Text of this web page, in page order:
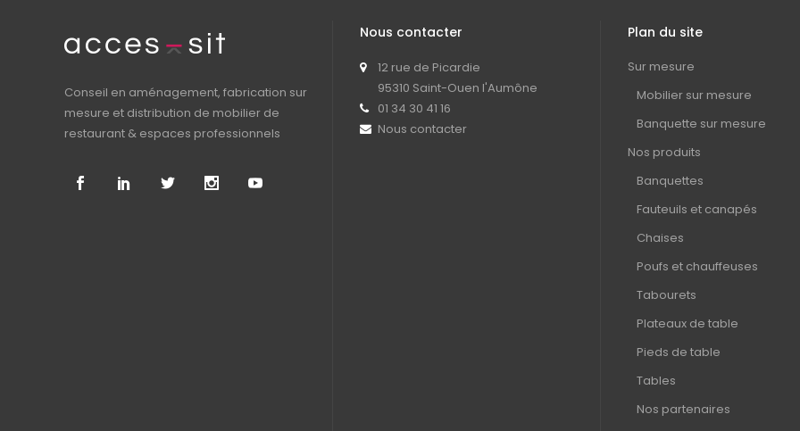
Conseil en aménagement, fabrication sur
mesure et distribution de mobilier de
restaurant & espaces professionnels
Nous contacter
12 rue de Picardie
95310 Saint-Ouen l'Aumône
01 34 30 41 16
Nous contacter
Plan du site
Sur mesure
Mobilier sur mesure
Banquette sur mesure
Nos produits
Banquettes
Fauteuils et canapés
Chaises
Poufs et chauffeuses
Tabourets
Plateaux de table
Pieds de table
Tables
Nos partenaires